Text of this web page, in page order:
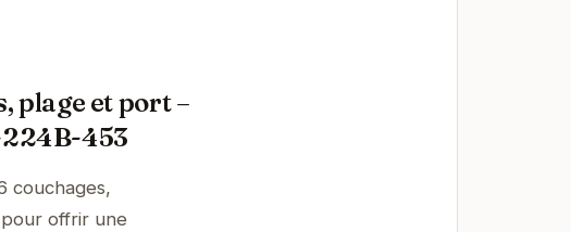
plage et port –
224B-453
couchages,
offrir une